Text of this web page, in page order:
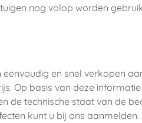
nog volop worden
en snel verkopen
Op basis van deze
de technische staat van de
kunt u bij ons aanmelden.